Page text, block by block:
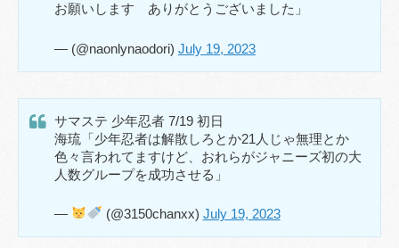
お願いします ありがとうございました」
— (@naonlynaodori) July 19, 2023
サマステ 少年忍者 7/19 初日
海琉「少年忍者は解散しろとか21人じゃ無理とか
色々言われてますけど、おれらがジャニーズ初の大
人数グループを成功させる」
— (@3150chanxx) July 19, 2023